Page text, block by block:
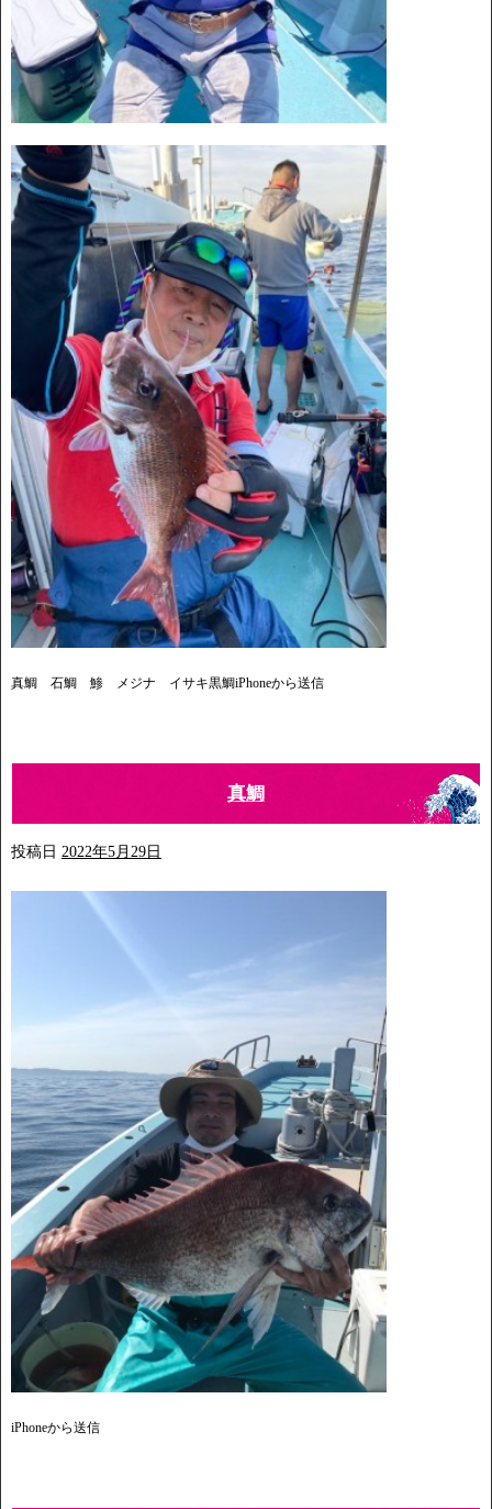
真鯛 石鯛 鯵 メジナ イサキ黒鯛iPhoneから送信
真鯛
投稿日 2022年5月29日
iPhoneから送信